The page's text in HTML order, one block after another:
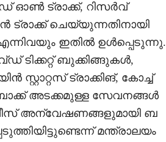
ഓൺ ട്രാക്ക്, റിസർവ്
ട്രാക്ക് ചെയ്യുന്നതിനായി
ഇതിൽ ഉൾപ്പെടുന്നു.
ബുക്കിങ്ങുകൾ,
സ്റ്റാറ്റസ് ട്രാക്കിങ്, കോച്ച്
അടക്കമുള്ള സേവനങ്ങൾ
അന്വേഷണങ്ങളുമായി ബ
മന്ത്രാലയം